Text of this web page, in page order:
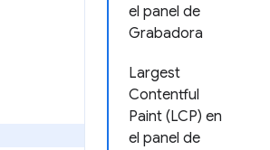
el panel de
Grabadora
Largest
Contentful
Paint (LCP) en
el panel de